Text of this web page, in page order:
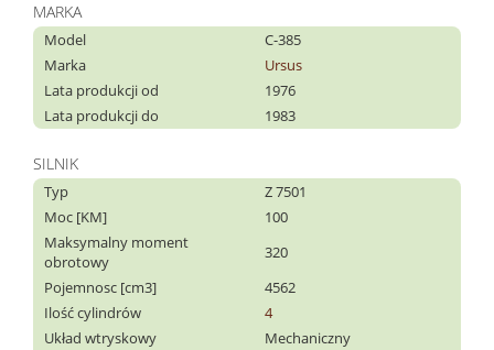
MARKA
Model
C-385
Marka
Ursus
Lata produkcji od
1976
Lata produkcji do
1983
SILNIK
Typ
Z 7501
Moc [KM]
100
Maksymalny moment
obrotowy
320
Pojemnosc [cm3]
4562
Ilość cylindrów
4
Układ wtryskowy
Mechaniczny